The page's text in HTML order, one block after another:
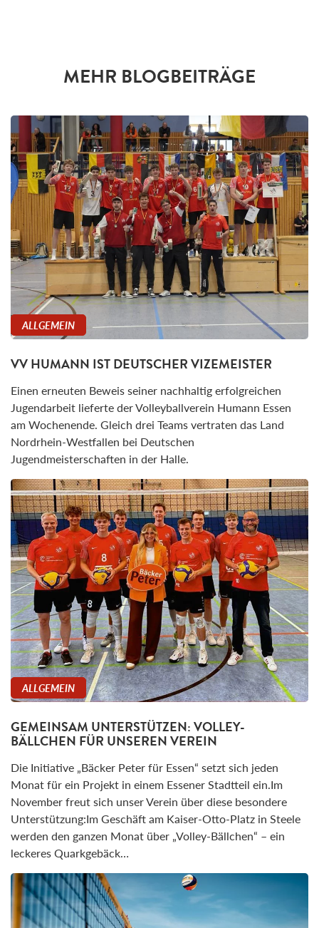
MEHR BLOGBEITRÄGE
ALLGEMEIN
VV HUMANN IST DEUTSCHER VIZEMEISTER
Einen erneuten Beweis seiner nachhaltig erfolgreichen
Jugendarbeit lieferte der Volleyballverein Humann Essen
am Wochenende. Gleich drei Teams vertraten das Land
Nordrhein-Westfallen bei Deutschen
Jugendmeisterschaften in der Halle.
ALLGEMEIN
GEMEINSAM UNTERSTÜTZEN: VOLLEY-
BÄLLCHEN FÜR UNSEREN VEREIN
Die Initiative „Bäcker Peter für Essen“ setzt sich jeden
Monat für ein Projekt in einem Essener Stadtteil ein.Im
November freut sich unser Verein über diese besondere
Unterstützung:Im Geschäft am Kaiser-Otto-Platz in Steele
werden den ganzen Monat über „Volley-Bällchen“ – ein
leckeres Quarkgebäck…